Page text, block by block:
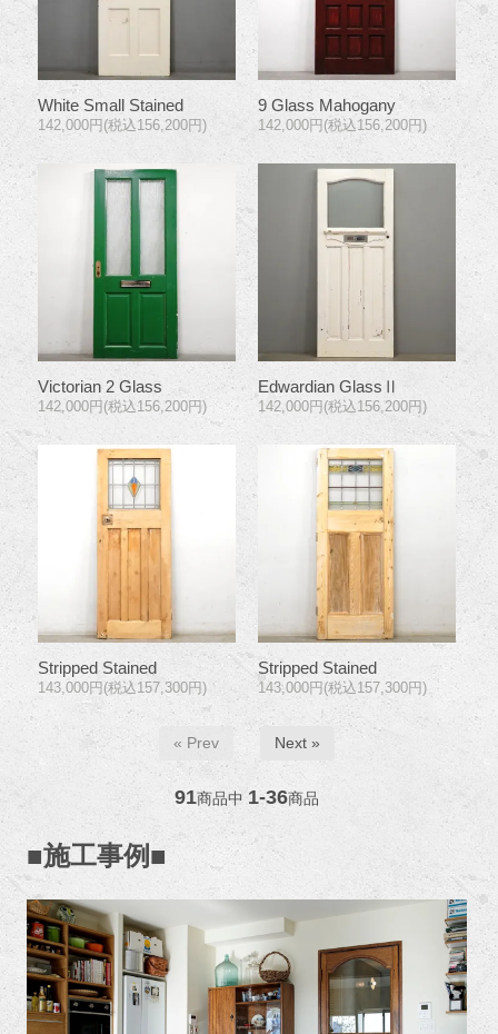
White Small Stained
142,000円(税込156,200円)
9 Glass Mahogany
142,000円(税込156,200円)
Victorian 2 Glass
142,000円(税込156,200円)
Edwardian GlassⅡ
142,000円(税込156,200円)
Stripped Stained
143,000円(税込157,300円)
Stripped Stained
143,000円(税込157,300円)
« Prev Next »
91商品中 1-36商品
■施工事例■